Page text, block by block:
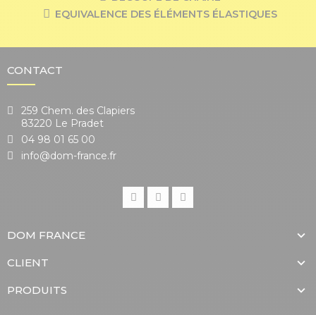
EQUIVALENCE DES ÉLÉMENTS ÉLASTIQUES
CONTACT
259 Chem. des Clapiers
83220 Le Pradet
04 98 01 65 00
info@dom-france.fr
DOM FRANCE
CLIENT
PRODUITS